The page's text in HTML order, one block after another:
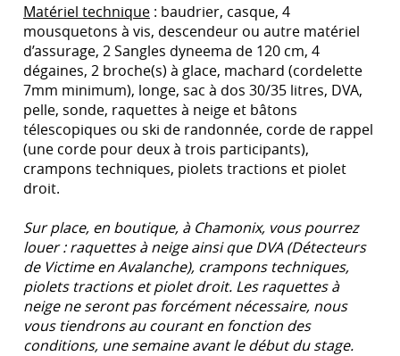
Matériel technique : baudrier, casque, 4
mousquetons à vis, descendeur ou autre matériel
d’assurage, 2 Sangles dyneema de 120 cm, 4
dégaines, 2 broche(s) à glace, machard (cordelette
7mm minimum), longe, sac à dos 30/35 litres, DVA,
pelle, sonde, raquettes à neige et bâtons
télescopiques ou ski de randonnée, corde de rappel
(une corde pour deux à trois participants),
crampons techniques, piolets tractions et piolet
droit.
Sur place, en boutique, à Chamonix, vous pourrez
louer : raquettes à neige ainsi que DVA (Détecteurs
de Victime en Avalanche), crampons techniques,
piolets tractions et piolet droit. Les raquettes à
neige ne seront pas forcément nécessaire, nous
vous tiendrons au courant en fonction des
conditions, une semaine avant le début du stage.